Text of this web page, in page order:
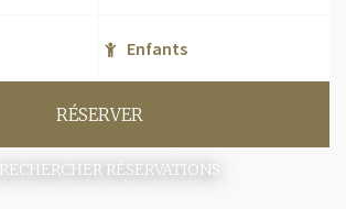
RÉSERVER
RECHERCHER RÉSERVATIONS